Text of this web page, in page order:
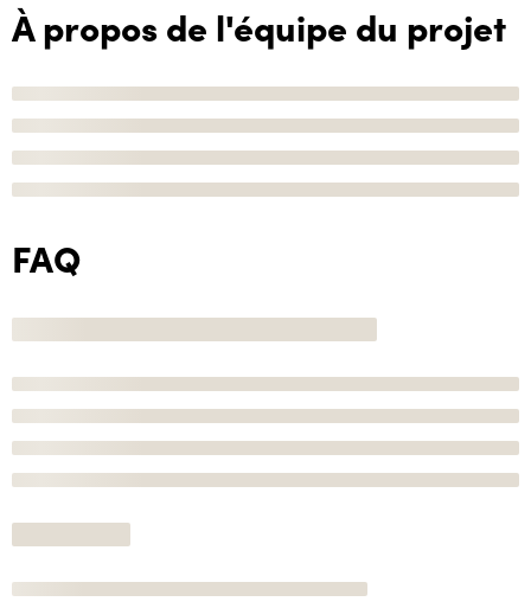
À propos de l'équipe du projet
FAQ